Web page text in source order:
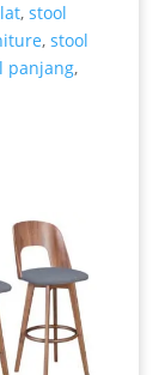
, stool
, stool
panjang,